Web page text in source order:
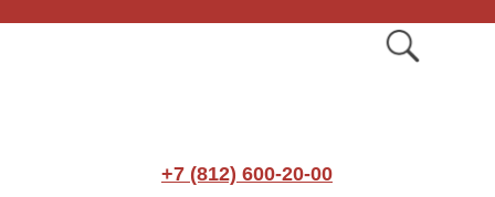
+7 (812) 600-20-00